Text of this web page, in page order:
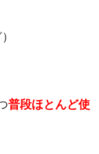
普段ほとんど使